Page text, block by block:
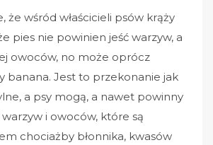
że wśród właścicieli psów krąży
pies nie powinien jeść warzyw, a
owoców, no może oprócz
banana. Jest to przekonanie jak
a psy mogą, a nawet powinny
warzyw i owoców, które są
chociażby błonnika, kwasów